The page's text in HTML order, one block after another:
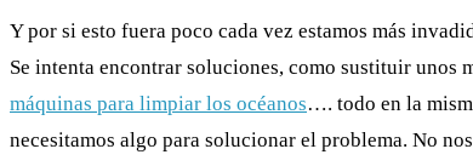
Y por si esto fuera poco cada vez estamos más
Se intenta encontrar soluciones, como sustituir unos
máquinas para limpiar los océanos…. todo en la
necesitamos algo para solucionar el problema. No